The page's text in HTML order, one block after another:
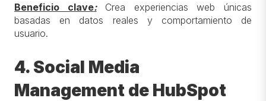
Beneficio clave:Crea experiencias web únicas
basadas en datos reales y comportamiento de
usuario.
4. Social Media
Management de HubSpot